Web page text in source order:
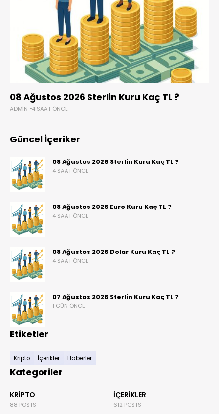
08 Ağustos 2026 Sterlin Kuru Kaç TL ?
ADMIN 4 SAAT ÖNCE
Güncel İçeriker
08 Ağustos 2026 Sterlin Kuru Kaç TL ?
4 SAAT ÖNCE
08 Ağustos 2026 Euro Kuru Kaç TL ?
4 SAAT ÖNCE
08 Ağustos 2026 Dolar Kuru Kaç TL ?
4 SAAT ÖNCE
07 Ağustos 2026 Sterlin Kuru Kaç TL ?
1 GÜN ÖNCE
Etiketler
Kripto İçerikler Haberler
Kategoriler
KRIPTO
88 POSTS
İÇERIKLER
612 POSTS